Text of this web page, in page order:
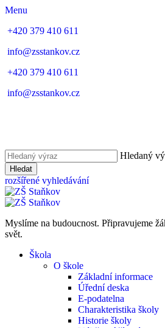
Menu
+420 379 410 611
info@zsstankov.cz
+420 379 410 611
info@zsstankov.cz
Hledaný
Hledat
rozšířené vyhledávání
Myslíme na budoucnost. Připravujeme
svět.
Škola
O škole
Základní informace
Úřední deska
E-podatelna
Charakteristika školy
Historie školy